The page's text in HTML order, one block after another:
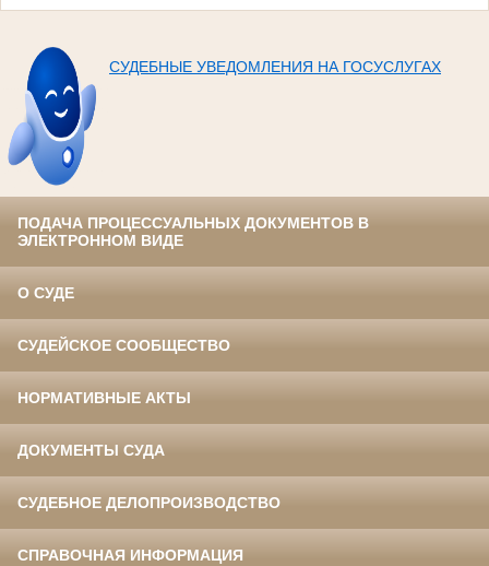
СУДЕБНЫЕ УВЕДОМЛЕНИЯ НА ГОСУСЛУГАХ
ПОДАЧА ПРОЦЕССУАЛЬНЫХ ДОКУМЕНТОВ В
ЭЛЕКТРОННОМ ВИДЕ
О СУДЕ
СУДЕЙСКОЕ СООБЩЕСТВО
НОРМАТИВНЫЕ АКТЫ
ДОКУМЕНТЫ СУДА
СУДЕБНОЕ ДЕЛОПРОИЗВОДСТВО
СПРАВОЧНАЯ ИНФОРМАЦИЯ